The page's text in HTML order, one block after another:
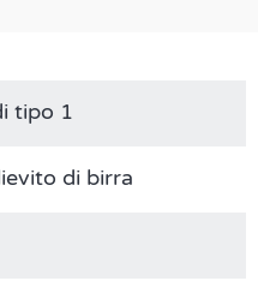
tipo 1
di birra